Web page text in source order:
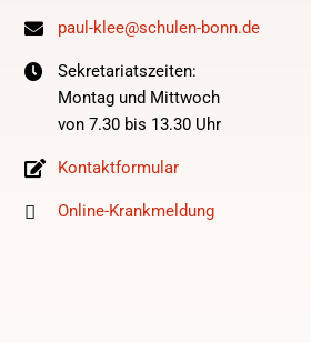
paul-klee@schulen-bonn.de
Sekretariatszeiten:
Montag und Mittwoch
von 7.30 bis 13.30 Uhr
Kontaktformular
Online-Krankmeldung